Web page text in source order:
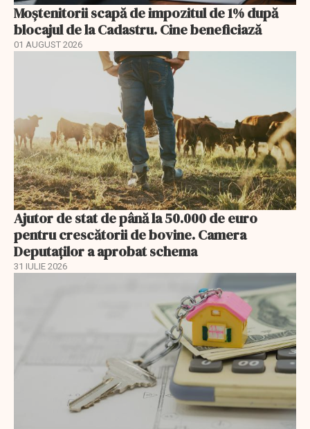
Moștenitorii scapă de impozitul de 1% după
blocajul de la Cadastru. Cine beneficiază
01 AUGUST 2026
Ajutor de stat de până la 50.000 de euro
pentru crescătorii de bovine. Camera
Deputaților a aprobat schema
31 IULIE 2026